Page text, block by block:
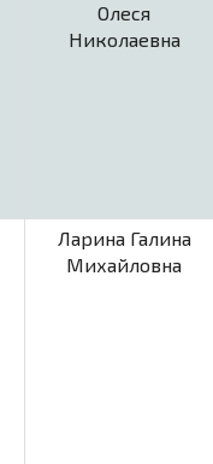
Олеся
Николаевна
Ларина Галина
Михайловна